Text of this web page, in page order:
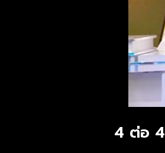
4 ต่อ 4